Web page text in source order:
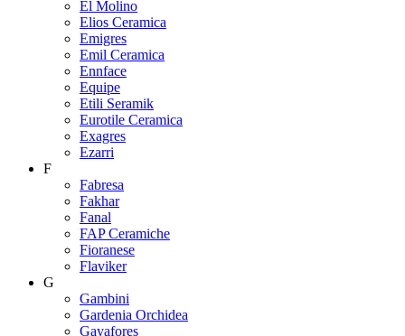
El Molino
Elios Ceramica
Emigres
Emil Ceramica
Ennface
Equipe
Etili Seramik
Eurotile Ceramica
Exagres
Ezarri
F
Fabresa
Fakhar
Fanal
FAP Ceramiche
Fioranese
Flaviker
G
Gambini
Gardenia Orchidea
Gayafores